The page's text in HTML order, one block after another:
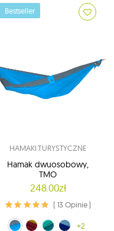
Bestseller
HAMAKI TURYSTYCZNE
Hamak dwuosobowy,
TMO
248.00zł
( 13 Opinie )
szary (015/003)
czerwony (34/37)
zielono-oliwkowy (36/11)
niebiesko-turkusowy (39/14)
+2